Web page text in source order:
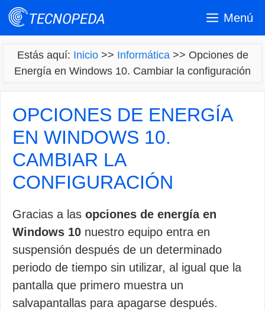
Saltar
Menú
Estás aquí: Inicio>> Informática>> Opciones de
Energía en Windows 10. Cambiar la configuración
OPCIONES DE ENERGÍA
EN WINDOWS 10.
CAMBIAR LA
CONFIGURACIÓN
Gracias a las opciones de energía en
Windows 10 nuestro equipo entra en
suspensión después de un determinado
periodo de tiempo sin utilizar, al igual que la
pantalla que primero muestra un
salvapantallas para apagarse después.